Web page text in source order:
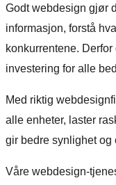
Start
Klar til å gjøre
Vårt
Få et tilbud
Godt webdesign gjør
informasjon, forstå
konkurrentene.
investering for alle
Med riktig
alle enheter, laster
gir bedre synlighet og
Våre webdesign-